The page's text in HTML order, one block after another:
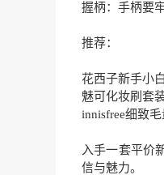
握柄：手柄要
推荐：
花西子新手小
魅可化妆刷套
innisfree细致
入手一套平价
信与魅力。